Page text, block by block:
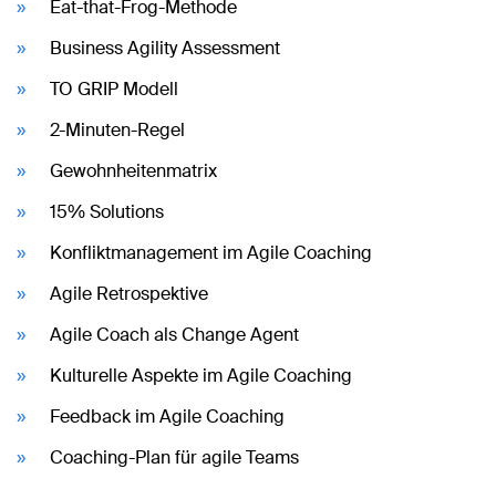
Eat-that-Frog-Methode
Business Agility Assessment
TO GRIP Modell
2-Minuten-Regel
Gewohnheitenmatrix
15% Solutions
Konfliktmanagement im Agile Coaching
Agile Retrospektive
Agile Coach als Change Agent
Kulturelle Aspekte im Agile Coaching
Feedback im Agile Coaching
Coaching-Plan für agile Teams